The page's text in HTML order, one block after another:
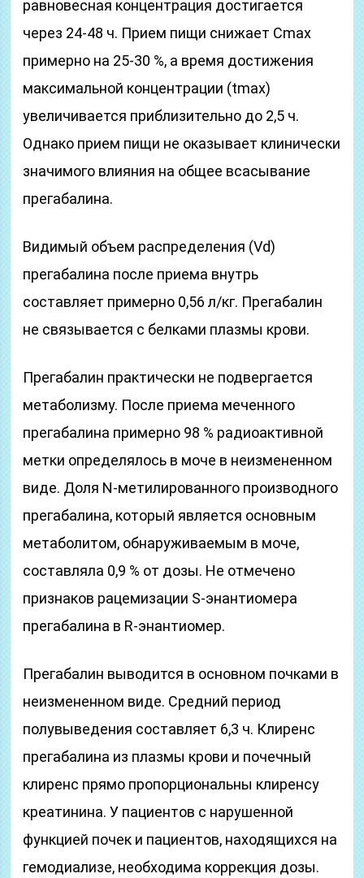
равновесная концентрация достигается
через 24-48 ч. Прием пищи снижает Cmax
примерно на 25-30 %, а время достижения
максимальной концентрации (tmax)
увеличивается приблизительно до 2,5 ч.
Однако прием пищи не оказывает клинически
значимого влияния на общее всасывание
прегабалина.
Видимый объем распределения (Vd)
прегабалина после приема внутрь
составляет примерно 0,56 л/кг. Прегабалин
не связывается с белками плазмы крови.
Прегабалин практически не подвергается
метаболизму. После приема меченного
прегабалина примерно 98 % радиоактивной
метки определялось в моче в неизмененном
виде. Доля N-метилированного производного
прегабалина, который является основным
метаболитом, обнаруживаемым в моче,
составляла 0,9 % от дозы. Не отмечено
признаков рацемизации S-энантиомера
прегабалина в R-энантиомер.
Прегабалин выводится в основном почками в
неизмененном виде. Средний период
полувыведения составляет 6,3 ч. Клиренс
прегабалина из плазмы крови и почечный
клиренс прямо пропорциональны клиренсу
креатинина. У пациентов с нарушенной
функцией почек и пациентов, находящихся на
гемодиализе, необходима коррекция дозы.